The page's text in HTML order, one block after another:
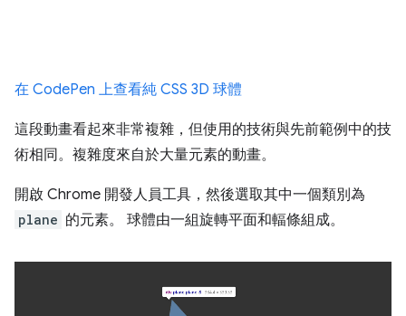
在 CodePen 上查看純 CSS 3D 球體
這段動畫看起來非常複雜，但使用的技術與先前範例中的技
術相同。複雜度來自於大量元素的動畫。
開啟 Chrome 開發人員工具，然後選取其中一個類別為
plane 的元素。 球體由一組旋轉平面和輻條組成。